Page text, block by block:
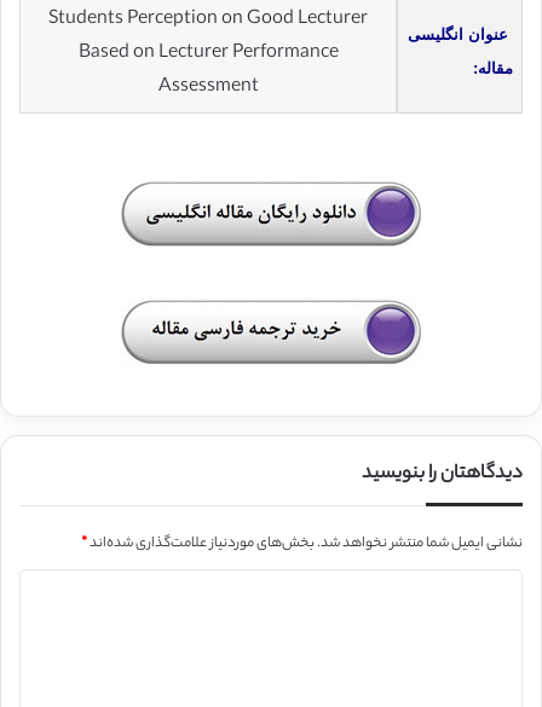
عنوان انگلیسی
مقاله:
Students Perception on Good Lecturer
Based on Lecturer Performance
Assessment
دیدگاهتان را بنویسید
نشانی ایمیل شما منتشر نخواهد شد.بخش‌های موردنیاز علامت‌گذاری شده‌اند*